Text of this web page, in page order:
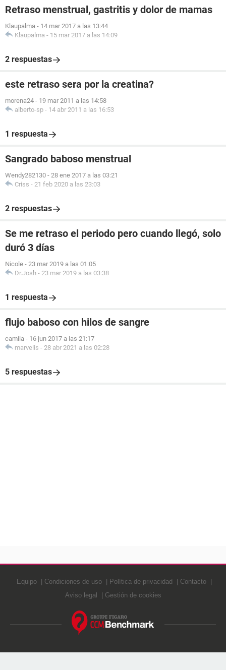
Retraso menstrual, gastritis y dolor de mamas
Klaupalma - 14 mar 2017 a las 13:44
Klaupalma - 15 mar 2017 a las 14:09
2 respuestas
este retraso sera por la creatina?
morena24 - 19 mar 2011 a las 14:58
alberto-sp - 14 abr 2011 a las 16:53
1 respuesta
Sangrado baboso menstrual
Wendy282130 - 28 ene 2017 a las 03:21
Criss - 21 feb 2020 a las 23:03
2 respuestas
Se me retraso el periodo pero cuando llegó, solo
duró 3 días
Nicole - 23 mar 2019 a las 01:05
Dr.Josh - 23 mar 2019 a las 03:38
1 respuesta
flujo baboso con hilos de sangre
camila - 16 jun 2017 a las 21:17
marvelis - 28 abr 2021 a las 02:28
5 respuestas
Equipo Condiciones de uso Política de privacidad
Contacto
Aviso legal
Gestión de cookies